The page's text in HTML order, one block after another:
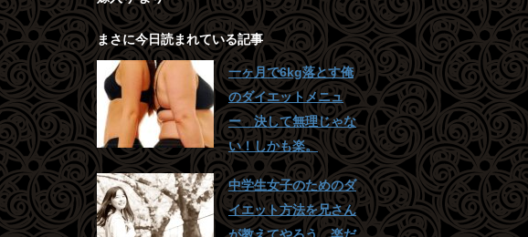
まさに今日読まれている記事
一ヶ月で6kg落とす俺
のダイエットメニュ
ー 決して無理じゃな
い！しかも楽。
中学生女子のためのダ
イエット方法を兄さん